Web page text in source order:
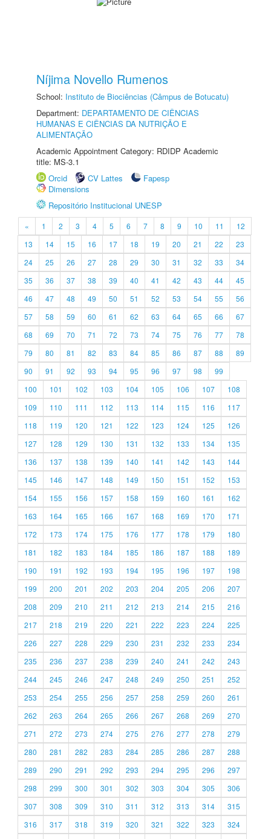
Níjima Novello Rumenos
School: Instituto de Biociências (Câmpus de Botucatu)
Department: DEPARTAMENTO DE CIÊNCIAS
HUMANAS E CIÊNCIAS DA NUTRIÇÃO E
ALIMENTAÇÃO
Academic Appointment Category: RDIDP Academic
title: MS-3.1
Orcid
CV Lattes
Fapesp
Dimensions
Repositório Institucional UNESP
« 1 2 3 4 5 6 7 8 9 10 11
12
13
14 15 16 17 18 19 20 21 22
23
24
25 26 27 28 29 30 31 32 33
34
35
36 37 38 39 40 41 42 43 44
45
46
47 48 49 50 51 52 53 54 55
56
57
58 59 60 61 62 63 64 65 66
67
68
69 70 71 72 73 74 75 76 77
78
79
80 81 82 83 84 85 86 87 88
89
90
91 92 93 94 95 96 97 98
99
100
101 102 103 104 105 106 107
108
109
110 111 112 113 114 115 116
117
118
119 120 121 122 123 124 125
126
127
128 129 130 131 132 133 134
135
136
137 138 139 140 141 142 143
144
145
146 147 148 149 150 151 152
153
154
155 156 157 158 159 160 161
162
163
164 165 166 167 168 169 170
171
172
173 174 175 176 177 178 179
180
181
182 183 184 185 186 187 188
189
190
191 192 193 194 195 196 197
198
199
200 201 202 203 204 205 206
207
208
209 210 211 212 213 214 215
216
217
218 219 220 221 222 223 224
225
226
227 228 229 230 231 232 233
234
235
236 237 238 239 240 241 242
243
244
245 246 247 248 249 250 251
252
253
254 255 256 257 258 259 260
261
262
263 264 265 266 267 268 269
270
271
272 273 274 275 276 277 278
279
280
281 282 283 284 285 286 287
288
289
290 291 292 293 294 295 296
297
298
299 300 301 302 303 304 305
306
307
308 309 310 311 312 313 314
315
316
317 318 319 320 321 322 323
324